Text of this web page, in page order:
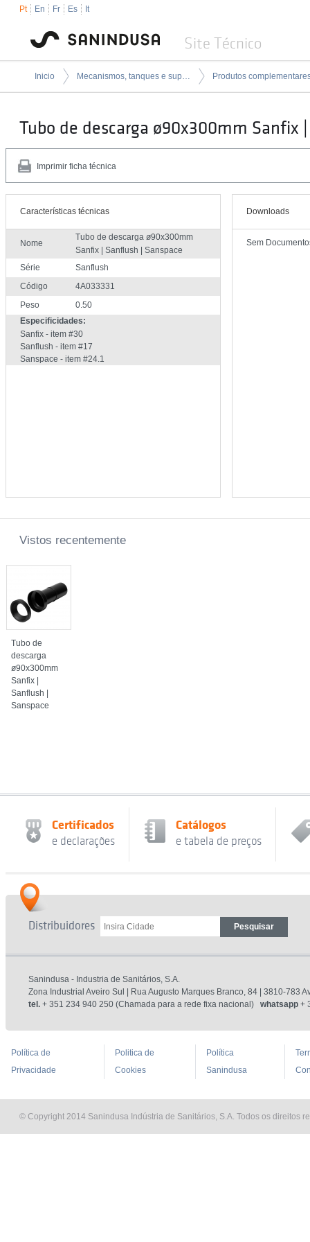
Pt En Fr Es It
Site Técnico
Inicio Mecanismos, tanques e suportes de encastrar
Tubo de descarga ø90x300mm Sanfix
Imprimir ficha técnica
Características técnicas
Nome
Tubo de descarga ø90x300mm
Sanfix | Sanflush | Sanspace
Série
Sanflush
Código
4A033331
Peso
0.50
Especificidades:
Sanfix - item #30
Sanflush - item #17
Sanspace - item #24.1
Downloads
Sem
Vistos recentemente
Tubo de
descarga
ø90x300mm
Sanfix |
Sanflush |
Sanspace
Certificados
e declarações
Catálogos
e tabela de preços
Distribuidores
Sanindusa - Industria de Sanitários, S.A.
Zona Industrial Aveiro Sul | Rua Augusto Marques Branco, 84 | 3810-783
tel. + 351 234 940 250 (Chamada para a rede fixa nacional) whatsapp +
Política de
Privacidade
Politica de
Cookies
Política
Sanindusa
© Copyright 2014 Sanindusa Indústria de Sanitários, S.A. Todos os direitos